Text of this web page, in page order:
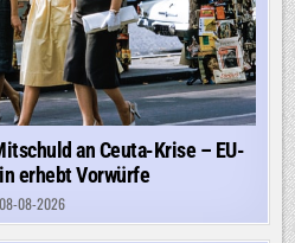
an Ceuta-Krise – EU-
erhebt Vorwürfe
08-08-2026